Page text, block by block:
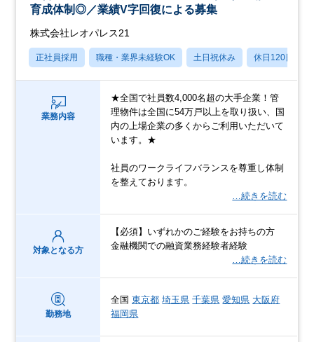
育成体制◎／業績V字回復による募集
株式会社レオパレス21
正社員採用 職種・業界未経験OK 土日祝休み 休日120日以上
業務内容
★全国で社員数4,000名超の大手企業！管
理物件は全国に54万戸以上を取り扱い、国
内の上場企業の多くからご利用いただいて
います。★
社員のワークライフバランスを尊重し体制
を整えております。
…続きを読む
対象となる方
【必須】いずれかのご経験をお持ちの方
金融機関での融資業務経験者経験
…続きを読む
勤務地
全国東京都 埼玉県 千葉県 愛知県 大阪府
福岡県